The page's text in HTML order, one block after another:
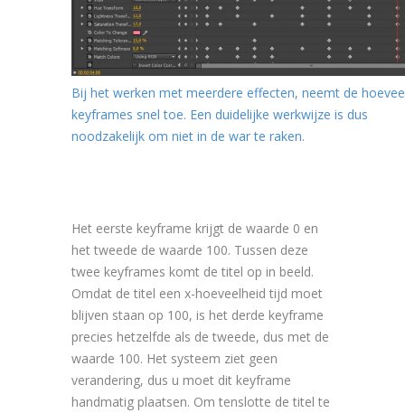
Bij het werken met meerdere effecten, neemt de
keyframes snel toe. Een duidelijke werkwijze is dus
noodzakelijk om niet in de war te raken.
Het eerste keyframe krijgt de waarde 0 en
het tweede de waarde 100. Tussen deze
twee keyframes komt de titel op in beeld.
Omdat de titel een x-hoeveelheid tijd moet
blijven staan op 100, is het derde keyframe
precies hetzelfde als de tweede, dus met de
waarde 100. Het systeem ziet geen
verandering, dus u moet dit keyframe
handmatig plaatsen. Om tenslotte de titel te